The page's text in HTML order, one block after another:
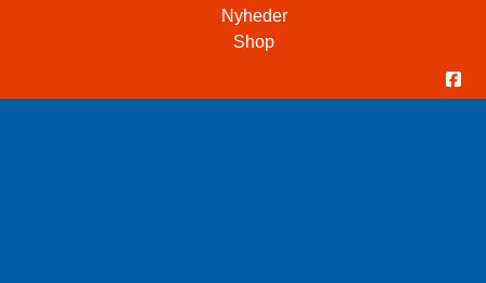
Nyheder
Shop